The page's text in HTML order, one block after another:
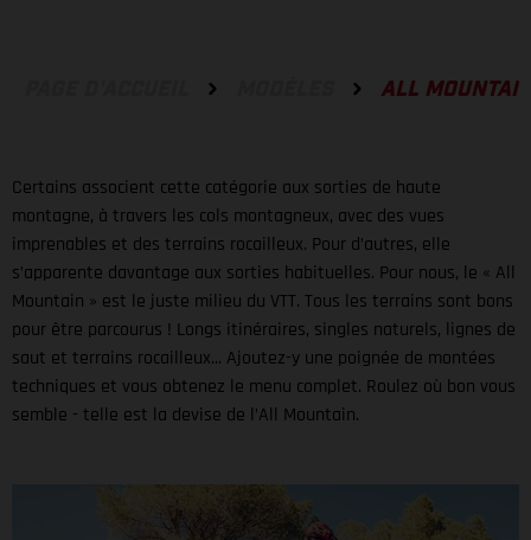
ALL
Certains associent cette catégorie aux sorties de haute
montagne, à travers les cols montagneux, avec des vues
imprenables et des terrains rocailleux. Pour d’autres, elle
s’apparente davantage aux sorties habituelles. Pour nous, le « All
Mountain » est le juste milieu du VTT. Tous les terrains sont bons
pour être parcourus ! Longs itinéraires, singles naturels, lignes de
saut et terrains rocailleux... Ajoutez-y une poignée de montées
techniques et vous obtenez le menu complet. Roulez où bon vous
semble - telle est la devise de l’All Mountain.